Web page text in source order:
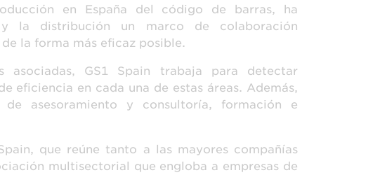
en España del código de barras, ha
la distribución un marco de colaboración
la forma más eficaz posible.
asociadas, GS1 Spain trabaja para detectar
eficiencia en cada una de estas áreas. Además,
asesoramiento y consultoría, formación e
que reúne tanto a las mayores compañías
multisectorial que engloba a empresas de